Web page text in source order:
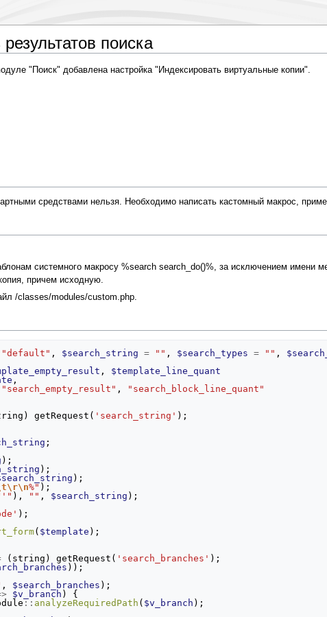
поиска
"Поиск" добавлена настройка "Индексировать виртуальные копии".
средствами нельзя. Необходимо написать кастомный макрос,
системного макросу %search search_do()%, за исключением имени
причем исходную.
/classes/modules/custom.php.
"default" , $search_string = "" , $search_types = "" ,
,
$template_line_quant
,
"search_empty_result" ,
"search_block_line_quant"
) getRequest ( 'search_string' );
;
);
);
);
%" );
), "" , $search_string );
);
( $template );
( string ) getRequest ( 'search_branches' );
));
, $search_branches );
$v_branch )
{
:: analyzeRequiredPath ( $v_branch );